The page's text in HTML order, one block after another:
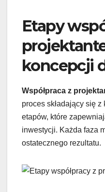
Etapy
koncepcji
Współpraca z
proces składający się
etapów, które
inwestycji. Każda faza
ostatecznego rezultatu.